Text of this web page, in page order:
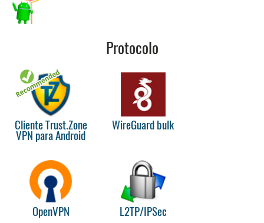
Protocolo
Cliente Trust.Zone
VPN para Android
WireGuard bulk
OpenVPN L2TP/IPSec